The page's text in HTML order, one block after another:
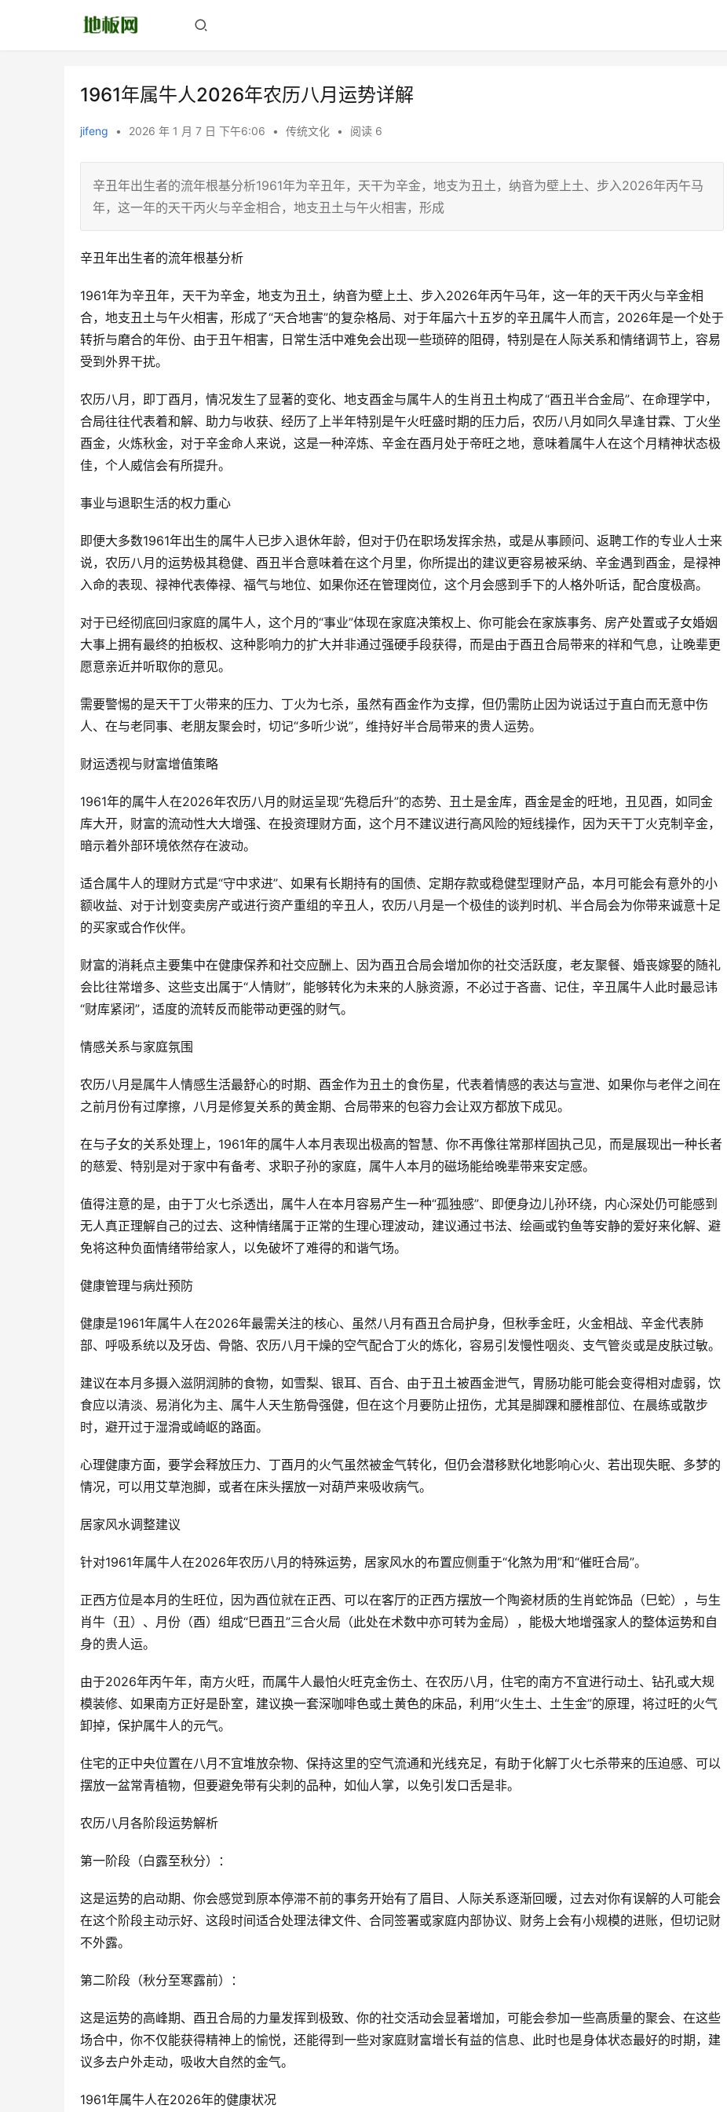
1961年属牛人2026年农历八月运势详解
jifeng • 2026 年 1 月 7 日 下午6:06 • 传统文化 • 阅读 6
辛丑年出生者的流年根基分析1961年为辛丑年，天干为辛金，地支为丑土，纳音为壁上土、步入2026年丙午马
年，这一年的天干丙火与辛金相合，地支丑土与午火相害，形成
辛丑年出生者的流年根基分析
1961年为辛丑年，天干为辛金，地支为丑土，纳音为壁上土、步入2026年丙午马年，这一年的天干丙火与辛金相
合，地支丑土与午火相害，形成了“天合地害”的复杂格局、对于年届六十五岁的辛丑属牛人而言，2026年是一个处于
转折与磨合的年份、由于丑午相害，日常生活中难免会出现一些琐碎的阻碍，特别是在人际关系和情绪调节上，容易
受到外界干扰。
农历八月，即丁酉月，情况发生了显著的变化、地支酉金与属牛人的生肖丑土构成了“酉丑半合金局”、在命理学中，
合局往往代表着和解、助力与收获、经历了上半年特别是午火旺盛时期的压力后，农历八月如同久旱逢甘霖、丁火坐
酉金，火炼秋金，对于辛金命人来说，这是一种淬炼、辛金在酉月处于帝旺之地，意味着属牛人在这个月精神状态极
佳，个人威信会有所提升。
事业与退职生活的权力重心
即便大多数1961年出生的属牛人已步入退休年龄，但对于仍在职场发挥余热，或是从事顾问、返聘工作的专业人士来
说，农历八月的运势极其稳健、酉丑半合意味着在这个月里，你所提出的建议更容易被采纳、辛金遇到酉金，是禄神
入命的表现、禄神代表俸禄、福气与地位、如果你还在管理岗位，这个月会感到手下的人格外听话，配合度极高。
对于已经彻底回归家庭的属牛人，这个月的“事业”体现在家庭决策权上、你可能会在家族事务、房产处置或子女婚姻
大事上拥有最终的拍板权、这种影响力的扩大并非通过强硬手段获得，而是由于酉丑合局带来的祥和气息，让晚辈更
愿意亲近并听取你的意见。
需要警惕的是天干丁火带来的压力、丁火为七杀，虽然有酉金作为支撑，但仍需防止因为说话过于直白而无意中伤
人、在与老同事、老朋友聚会时，切记“多听少说”，维持好半合局带来的贵人运势。
财运透视与财富增值策略
1961年的属牛人在2026年农历八月的财运呈现“先稳后升”的态势、丑土是金库，酉金是金的旺地，丑见酉，如同金
库大开，财富的流动性大大增强、在投资理财方面，这个月不建议进行高风险的短线操作，因为天干丁火克制辛金，
暗示着外部环境依然存在波动。
适合属牛人的理财方式是“守中求进”、如果有长期持有的国债、定期存款或稳健型理财产品，本月可能会有意外的小
额收益、对于计划变卖房产或进行资产重组的辛丑人，农历八月是一个极佳的谈判时机、半合局会为你带来诚意十足
的买家或合作伙伴。
财富的消耗点主要集中在健康保养和社交应酬上、因为酉丑合局会增加你的社交活跃度，老友聚餐、婚丧嫁娶的随礼
会比往常增多、这些支出属于“人情财”，能够转化为未来的人脉资源，不必过于吝啬、记住，辛丑属牛人此时最忌讳
“财库紧闭”，适度的流转反而能带动更强的财气。
情感关系与家庭氛围
农历八月是属牛人情感生活最舒心的时期、酉金作为丑土的食伤星，代表着情感的表达与宣泄、如果你与老伴之间在
之前月份有过摩擦，八月是修复关系的黄金期、合局带来的包容力会让双方都放下成见。
在与子女的关系处理上，1961年的属牛人本月表现出极高的智慧、你不再像往常那样固执己见，而是展现出一种长者
的慈爱、特别是对于家中有备考、求职子孙的家庭，属牛人本月的磁场能给晚辈带来安定感。
值得注意的是，由于丁火七杀透出，属牛人在本月容易产生一种“孤独感”、即便身边儿孙环绕，内心深处仍可能感到
无人真正理解自己的过去、这种情绪属于正常的生理心理波动，建议通过书法、绘画或钓鱼等安静的爱好来化解、避
免将这种负面情绪带给家人，以免破坏了难得的和谐气场。
健康管理与病灶预防
健康是1961年属牛人在2026年最需关注的核心、虽然八月有酉丑合局护身，但秋季金旺，火金相战、辛金代表肺
部、呼吸系统以及牙齿、骨骼、农历八月干燥的空气配合丁火的炼化，容易引发慢性咽炎、支气管炎或是皮肤过敏。
建议在本月多摄入滋阴润肺的食物，如雪梨、银耳、百合、由于丑土被酉金泄气，胃肠功能可能会变得相对虚弱，饮
食应以清淡、易消化为主、属牛人天生筋骨强健，但在这个月要防止扭伤，尤其是脚踝和腰椎部位、在晨练或散步
时，避开过于湿滑或崎岖的路面。
心理健康方面，要学会释放压力、丁酉月的火气虽然被金气转化，但仍会潜移默化地影响心火、若出现失眠、多梦的
情况，可以用艾草泡脚，或者在床头摆放一对葫芦来吸收病气。
居家风水调整建议
针对1961年属牛人在2026年农历八月的特殊运势，居家风水的布置应侧重于“化煞为用”和“催旺合局”。
正西方位是本月的生旺位，因为酉位就在正西、可以在客厅的正西方摆放一个陶瓷材质的生肖蛇饰品（巳蛇），与生
肖牛（丑）、月份（酉）组成“巳酉丑”三合火局（此处在术数中亦可转为金局），能极大地增强家人的整体运势和自
身的贵人运。
由于2026年丙午年，南方火旺，而属牛人最怕火旺克金伤土、在农历八月，住宅的南方不宜进行动土、钻孔或大规
模装修、如果南方正好是卧室，建议换一套深咖啡色或土黄色的床品，利用“火生土、土生金”的原理，将过旺的火气
卸掉，保护属牛人的元气。
住宅的正中央位置在八月不宜堆放杂物、保持这里的空气流通和光线充足，有助于化解丁火七杀带来的压迫感、可以
摆放一盆常青植物，但要避免带有尖刺的品种，如仙人掌，以免引发口舌是非。
农历八月各阶段运势解析
第一阶段（白露至秋分）：
这是运势的启动期、你会感觉到原本停滞不前的事务开始有了眉目、人际关系逐渐回暖，过去对你有误解的人可能会
在这个阶段主动示好、这段时间适合处理法律文件、合同签署或家庭内部协议、财务上会有小规模的进账，但切记财
不外露。
第二阶段（秋分至寒露前）：
这是运势的高峰期、酉丑合局的力量发挥到极致、你的社交活动会显著增加，可能会参加一些高质量的聚会、在这些
场合中，你不仅能获得精神上的愉悦，还能得到一些对家庭财富增长有益的信息、此时也是身体状态最好的时期，建
议多去户外走动，吸收大自然的金气。
1961年属牛人在2026年的健康状况